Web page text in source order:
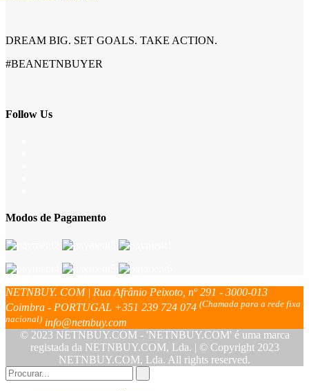
DREAM BIG. SET GOALS. TAKE ACTION.
#BEANETNBUYER
Follow Us
Modos de Pagamento
NETNBUY. COM | Rua Afrânio Peixoto, nº 291 - 3000-013
Coimbra - PORTUGAL +351 239 724 074 (Chamada para a rede fixa
nacional) info@netnbuy.com
© 2023 NETNBUY.COM - 'NETNBUY.COM' é uma marca
registada da NETNBUY.COM, Lda. | © Copyright 2023
NETNBUY.COM, Lda. All rights reserved.